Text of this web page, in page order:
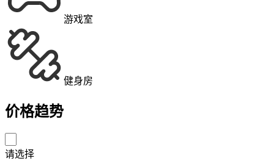
游戏室
健身房
价格趋势
请选择